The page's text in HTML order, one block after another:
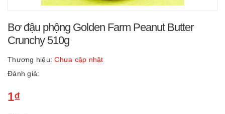
Bơ đậu phộng Golden Farm Peanut Butter
Crunchy 510g
Thương hiệu: Chưa cập nhật
Đánh giá:
1₫